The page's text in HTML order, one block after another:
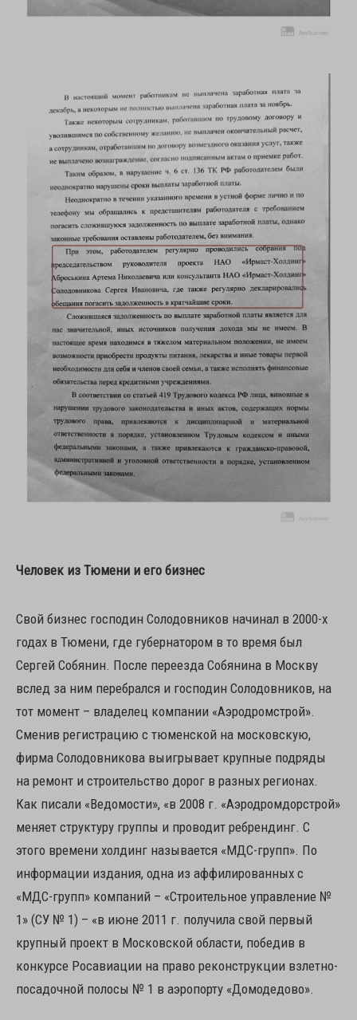
Человек из Тюмени и его бизнес
Свой бизнес господин Солодовников начинал в 2000-х
годах в Тюмени, где губернатором в то время был
Сергей Собянин. После переезда Собянина в Москву
вслед за ним перебрался и господин Солодовников, на
тот момент – владелец компании «Аэродромстрой».
Сменив регистрацию с тюменской на московскую,
фирма Солодовникова выигрывает крупные подряды
на ремонт и строительство дорог в разных регионах.
Как писали «Ведомости», «в 2008 г. «Аэродромдорстрой»
меняет структуру группы и проводит ребрендинг. С
этого времени холдинг называется «МДС-групп». По
информации издания, одна из аффилированных с
«МДС-групп» компаний – «Строительное управление №
1» (СУ № 1) – «в июне 2011 г. получила свой первый
крупный проект в Московской области, победив в
конкурсе Росавиации на право реконструкции взлетно-
посадочной полосы № 1 в аэропорту «Домодедово».